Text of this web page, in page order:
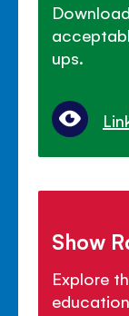
ups.
Show
Explore